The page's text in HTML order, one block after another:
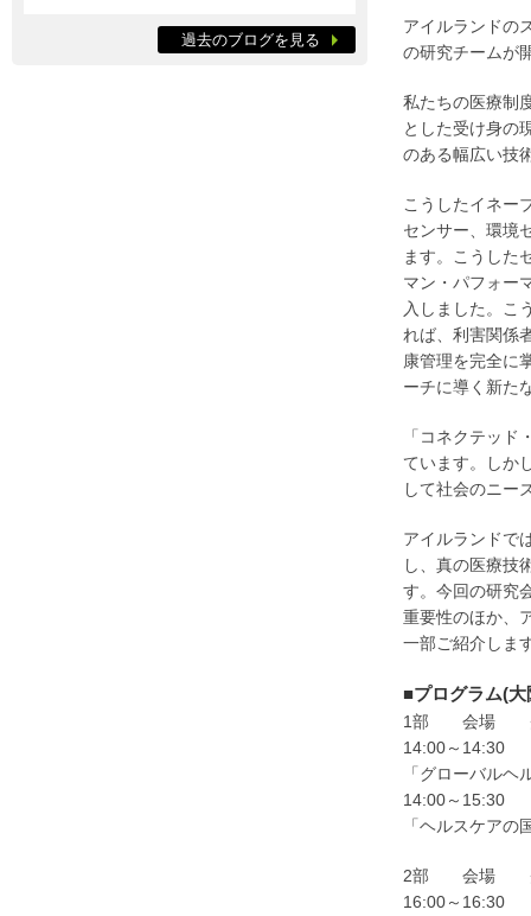
アイルランドの
の研究チームが
私たちの医療制
とした受け身の
のある幅広い技
こうしたイネー
センサー、環境
ます。こうした
マン・パフォー
入しました。こ
れば、利害関係
康管理を完全に
ーチに導く新た
「コネクテッ
ています。しか
して社会のニー
アイルランドで
し、真の医療技
す。今回の研究
重要性のほか、
一部ご紹介しま
■プログラム(大
1部 会場 グラ
14:00～14:30
「グローバルヘ
14:00～15:30
「ヘルスケアの
2部 会場 グラ
16:00～16:30
過去のブログを見る